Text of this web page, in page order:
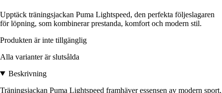
Upptäck träningsjackan Puma Lightspeed, den perfekta följeslagaren
för löpning, som kombinerar prestanda, komfort och modern stil.
Produkten är inte tillgänglig
Alla varianter är slutsålda
Beskrivning
Träningsjackan Puma Lightspeed framhäver essensen av modern sport,